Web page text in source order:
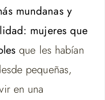
mundanas y
mujeres que
que les habían
pequeñas,
en una